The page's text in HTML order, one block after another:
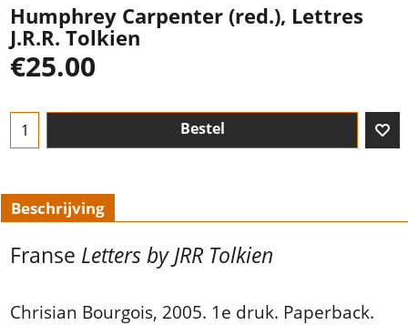
Humphrey Carpenter (red.), Lettres
J.R.R. Tolkien
€25.00
Bestel
Beschrijving
Franse Letters by JRR Tolkien
Chrisian Bourgois, 2005. 1e druk. Paperback.